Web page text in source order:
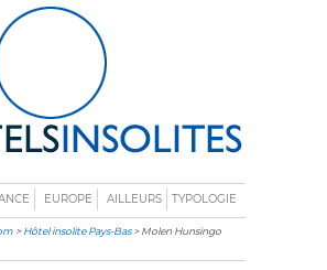
EUROPE AILLEURS TYPOLOGIE
>Hôtel insolite Pays-Bas> Molen Hunsingo